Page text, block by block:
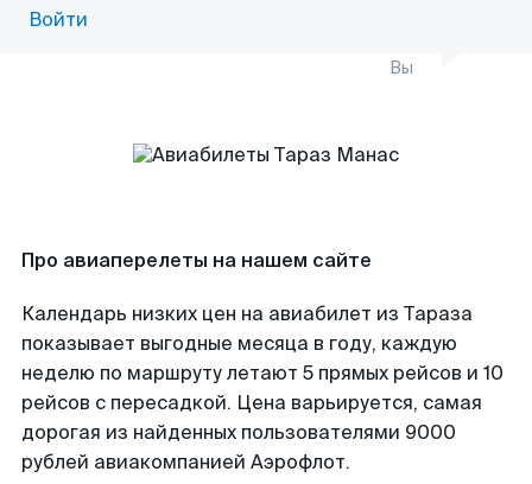
Войти
Вы
Про авиаперелеты на нашем сайте
Календарь низких цен на авиабилет из Тараза
показывает выгодные месяца в году, каждую
неделю по маршруту летают 5 прямых рейсов и 10
рейсов с пересадкой. Цена варьируется, самая
дорогая из найденных пользователями 9000
рублей авиакомпанией Аэрофлот.